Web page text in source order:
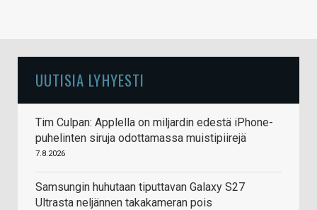
UUTISIA LYHYESTI
Tim Culpan: Applella on miljardin edestä iPhone-
puhelinten siruja odottamassa muistipiirejä
7.8.2026
Samsungin huhutaan tiputtavan Galaxy S27
Ultrasta neljännen takakameran pois